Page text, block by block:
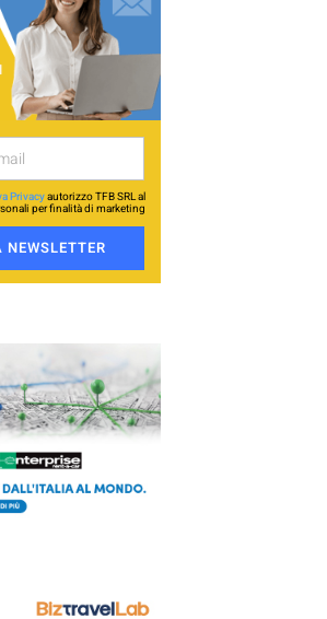
Privacyautorizzo TFB SRL al
per finalità di marketing